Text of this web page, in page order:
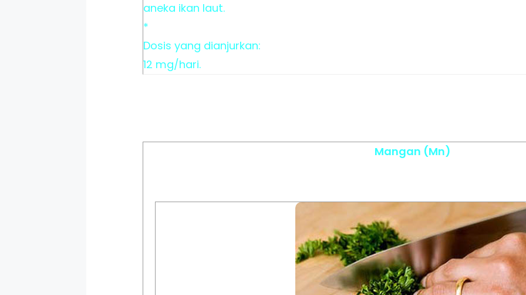
aneka ikan laut.
*
Dosis yang dianjurkan:
12 mg/hari.
Mangan (Mn)